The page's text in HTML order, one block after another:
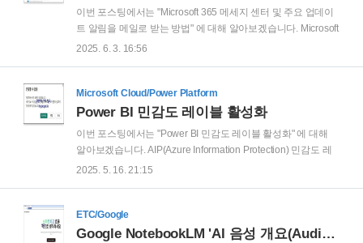
는 것이 매우 중요 합니다. ✅ SharePoint 사이트 생성의 기본 동
작 이해기본적으로 Microsoft 365에서는 다음과 같은 구조로 동
작합니다.SharePoint 사이트 생성..
이번 포스팅에서는 "Microsoft 365 메세지 센터 및 주요 업데이
트 알림을 메일로 받는 방법" 에 대해 알아보겠습니다. Microsoft
365 관리 센터 (https://admin.microsoft.com) 에 접속 후 '모두 표
대한 개략적인 개요와 이 변경이 사용자에게 미칠 수 있는 영향
및 준비하는 데 도움이 되는 상세 정보에 대한 링크를 확인할 수
불편할 경우에는 '한국어(으)로 읽기' 를 클릭하여 언어를 변경
할 수 있습니다. 한국어로 변경된 메세지 센터의 메시지 중 하나
를 클릭해보겠습..
2025. 6. 3. 16:56
Microsoft Cloud/Power Platform
Power BI 민감도 레이블 활성화
이번 포스팅에서는 "Power BI 민감도 레이블 활성화" 에 대해
알아보겠습니다. AIP(Azure Information Protection) 민감도 레
이블을 사용하는 기업이 있습니다. Power BI 에서 AIP 가 적용
일' 클릭 후 '열기' 를 클릭 합니다. 그러면, 다음과 같은 에러 메세
지가 발생 합니다.'연결할 수 없음 - 연결하려는 동안 오류가 발
2025. 5. 16. 21:15
ETC/Google
Google NotebookLM 'AI 음성 개요(Audio Overview)'